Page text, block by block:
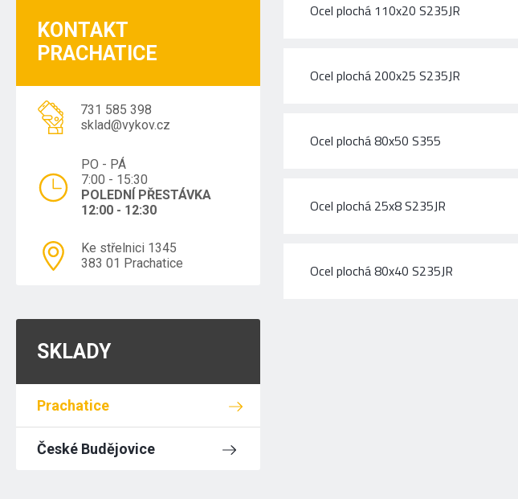
KONTAKT
PRACHATICE
731 585 398
sklad@vykov.cz
PO - PÁ
7:00 - 15:30
POLEDNÍ PŘESTÁVKA
12:00 - 12:30
Ke střelnici 1345
383 01 Prachatice
SKLADY
Prachatice
České Budějovice
Ocel plochá 110x20 S235JR
Ocel plochá 200x25 S235JR
Ocel plochá 80x50 S355
Ocel plochá 25x8 S235JR
Ocel plochá 80x40 S235JR